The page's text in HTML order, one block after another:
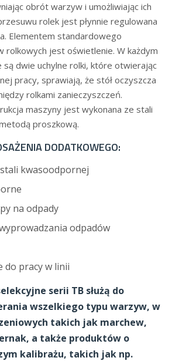
obrót warzyw i umożliwiając ich
rolek jest płynnie regulowana
Elementem standardowego
rolkowych jest oświetlenie. W każdym
dwie uchylne rolki, które otwierając
pracy, sprawiają, że stół oczyszcza
rolkami zanieczyszczeń.
maszyny jest wykonana ze stali
proszkową.
DODATKOWEGO:
kwasoodpornej
na odpady
odpadów
do pracy w linii
serii TB służą do
wszelkiego typu warzyw, w
takich jak marchew,
a także produktów o
kalibrażu, takich jak np.